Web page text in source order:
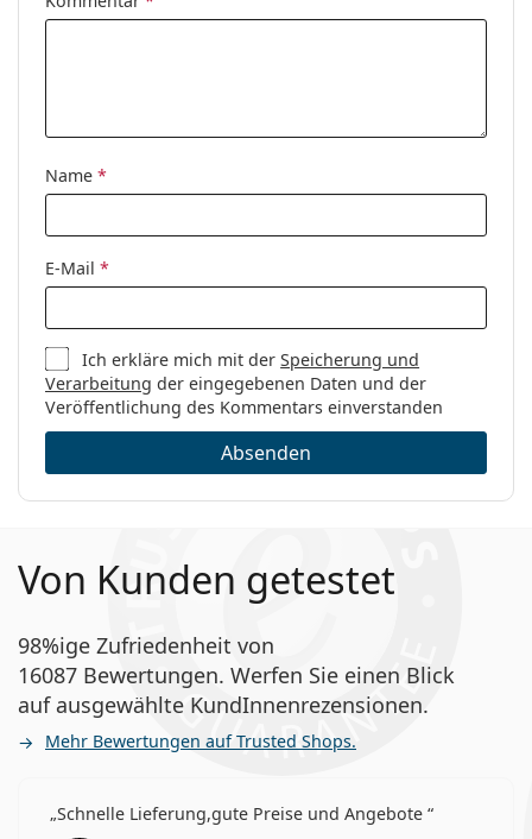
Name *
E-Mail *
Ich erkläre mich mit derSpeicherung und
Verarbeitung der eingegebenen Daten und der
Veröffentlichung des Kommentars einverstanden
Absenden
Von Kunden getestet
98%ige Zufriedenheit von
16087 Bewertungen. Werfen Sie einen Blick
auf ausgewählte KundInnenrezensionen.
Mehr Bewertungen auf Trusted Shops.
Schnelle Lieferung,gute Preise und Angebote